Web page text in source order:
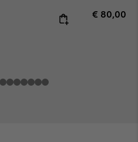
Regular
€ 80,00